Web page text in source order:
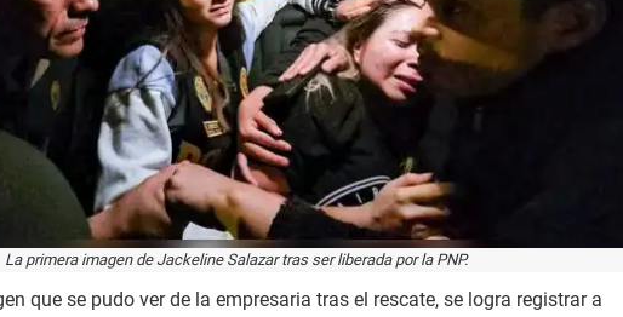
La primera imagen de Jackeline Salazar tras ser liberada por la PNP.
que se pudo ver de la empresaria tras el rescate, se logra registrar a